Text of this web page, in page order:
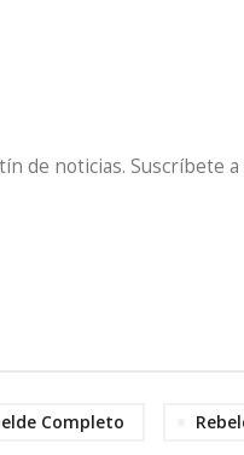
de noticias. Suscríbete
Completo